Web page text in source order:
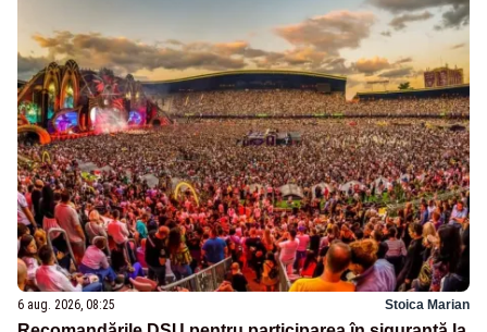
6 aug. 2026, 08:25 Stoica Marian